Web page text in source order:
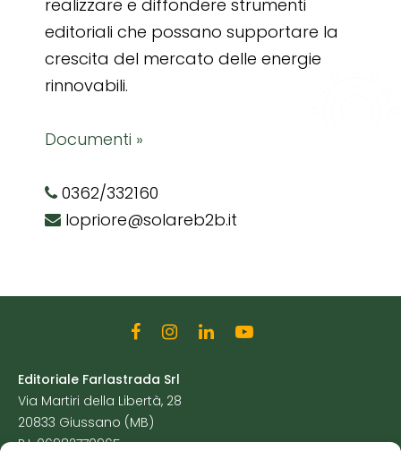
realizzare e diffondere strumenti
editoriali che possano supportare la
crescita del mercato delle energie
rinnovabili.
Documenti »
0362/332160
lopriore@solareb2b.it
Editoriale Farlastrada Srl
Via Martiri della Libertà, 28
20833 Giussano (MB)
P.I. 06982770965